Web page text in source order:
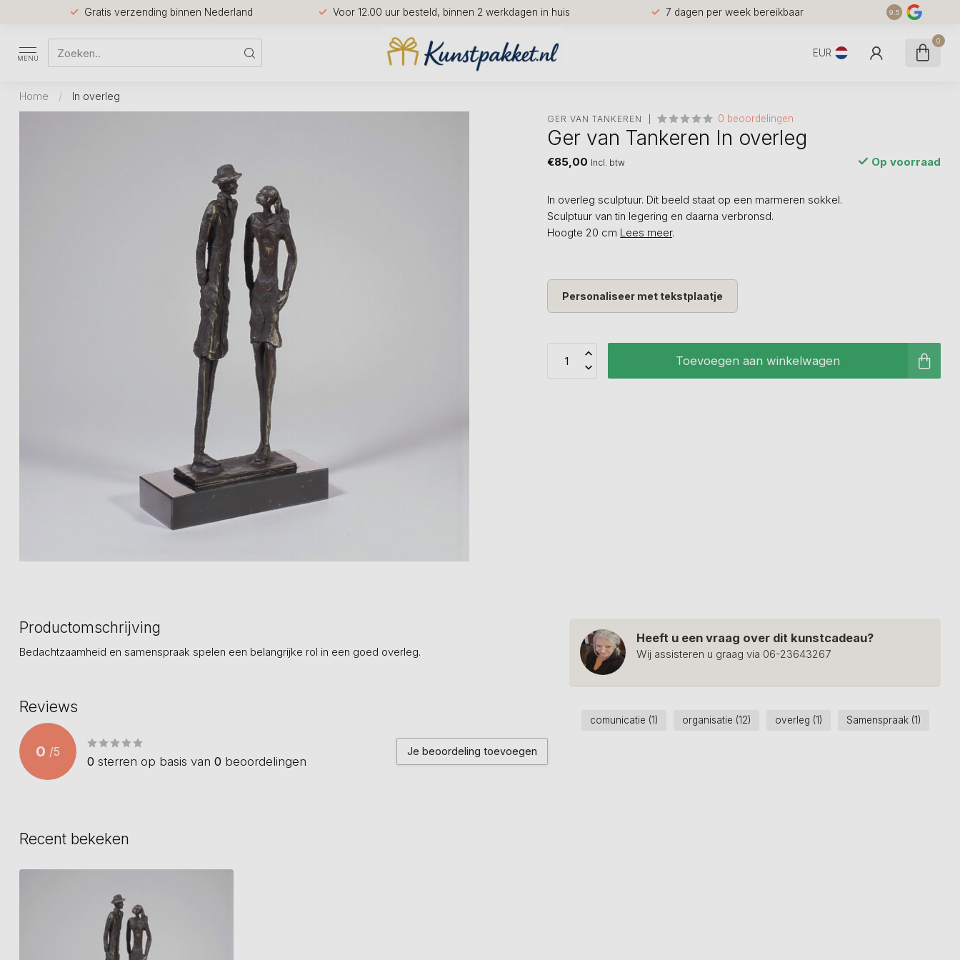
Gratis verzending binnen Nederland Voor 12.00 uur besteld, binnen 2 werkdagen in huis 7 dagen per week bereikbaar 9.5
MENU EUR
0
Home / In overleg
GER VAN TANKEREN 0 beoordelingen
Ger van Tankeren In overleg
€85,00 Incl. btw Op voorraad
In overleg sculptuur. Dit beeld staat op een marmeren sokkel.
Sculptuur van tin legering en daarna verbronsd.
Hoogte 20 cm Lees meer.
Personaliseer met tekstplaatje
Toevoegen aan winkelwagen
Productomschrijving
Bedachtzaamheid en samenspraak spelen een belangrijke rol in een goed overleg.
Reviews
0 /5
0 sterren op basis van 0 beoordelingen
Je beoordeling toevoegen
Heeft u een vraag over dit kunstcadeau?
Wij assisteren u graag via 06-23643267
comunicatie (1) organisatie (12) overleg (1) Samenspraak (1)
Recent bekeken